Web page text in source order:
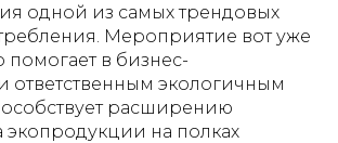
одной из самых трендовых
Мероприятие вот уже
помогает в бизнес-
экологичным
расширению
экопродукции на полках